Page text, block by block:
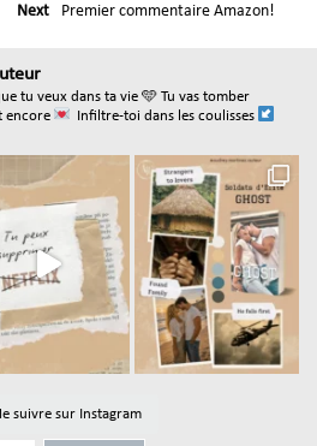
Next Premier commentaire Amazon!
tu veux dans ta vie 🩵 Tu vas tomber
encore
Infiltre-toi dans les coulisses
suivre sur Instagram